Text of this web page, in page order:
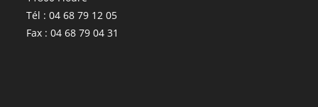
Tél : 04 68 79 12 05
Fax : 04 68 79 04 31